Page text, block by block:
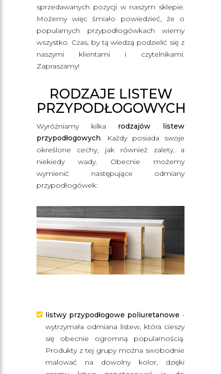
sprzedawanych pozycji w naszym sklepie.
Możemy więc śmiało powiedzieć, że o
popularnych przypodłogówkach wiemy
wszystko. Czas, by tą wiedzą podzielić się z
naszymi klientami i czytelnikami.
Zapraszamy!
RODZAJE LISTEW
PRZYPODŁOGOWYCH
Wyróżniamy kilka rodzajów listew
przypodłogowych. Każdy posiada swoje
określone cechy, jak również zalety, a
niekiedy wady. Obecnie możemy
wymienić następujące odmiany
przypodłogówek:
listwy przypodłogowe poliuretanowe -
wytrzymała odmiana listew, która cieszy
się obecnie ogromną popularnością.
Produkty z tej grupy można swobodnie
malować na dowolny kolor, dzięki